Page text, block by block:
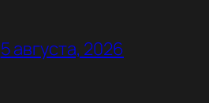
5 августа, 2026